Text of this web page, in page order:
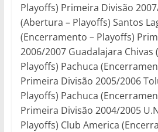
Playoffs) Primeira Divisão
(Abertura – Playoffs) Santos
(Encerramento – Playoffs)
2006/2007 Guadalajara Chivas
Playoffs) Pachuca
Primeira Divisão 2005/2006
Playoffs) Pachuca
Primeira Divisão 2004/2005
Playoffs) Club America